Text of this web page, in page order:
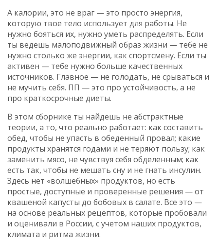
А калории, это не враг — это просто энергия,
которую твое тело использует для работы. Не
нужно бояться их, нужно уметь распределять. Если
ты ведешь малоподвижный образ жизни — тебе не
нужно столько же энергии, как спортсмену. Если ты
активен — тебе нужно больше качественных
источников. Главное — не голодать, не срываться и
не мучить себя. ПП — это про устойчивость, а не
про краткосрочные диеты.
В этом сборнике ты найдешь не абстрактные
теории, а то, что реально работает: как составить
обед, чтобы не упасть в обеденный провал; какие
продукты хранятся годами и не теряют пользу; как
заменить мясо, не чувствуя себя обделенным; как
есть так, чтобы не мешать сну и не гнать инсулин.
Здесь нет «волшебных» продуктов, но есть
простые, доступные и проверенные решения — от
квашеной капусты до бобовых в салате. Все это —
на основе реальных рецептов, которые пробовали
и оценивали в России, с учетом наших продуктов,
климата и ритма жизни.